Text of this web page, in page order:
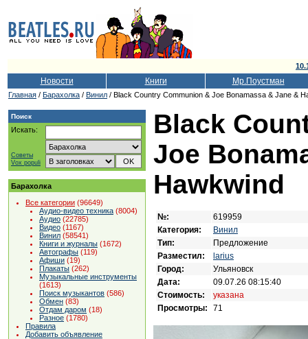
Новости Книги Мр.Поустман
Главная / Барахолка / Винил / Black Country Communion & Joe Bonamassa & Jane &
Поиск
Искать:
Советы
Vox populi
Барахолка
Все категории (96649)
Аудио-видео техника (8004)
Аудио (22785)
Видео (1167)
Винил (58541)
Книги и журналы (1672)
Автографы (119)
Афиши (19)
Плакаты (262)
Музыкальные инструменты
(1613)
Поиск музыкантов (586)
Обмен (83)
Отдам даром (18)
Разное (1780)
Правила
Добавить объявление
Black
Joe
Hawkwind
№:
619959
Категория:
Винил
Тип:
Предложение
Разместил:
larius
Город:
Ульяновск
Дата:
09.07.26 08:15:40
Стоимость:
указана
Просмотры:
71